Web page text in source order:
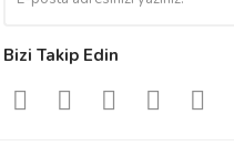
Bizi Takip Edin